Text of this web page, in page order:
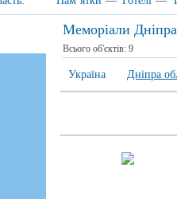
Меморіали
Всього об'єктів: 9
Україна Дніпра